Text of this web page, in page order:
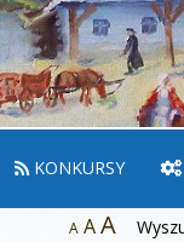
KONKURSY
A AA